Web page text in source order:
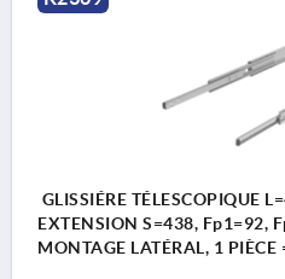
GLISSIÉRE TÉLESCOPIQUE
EXTENSION S=438, Fp1=92,
MONTAGE LATÉRAL, 1 PIÈCE